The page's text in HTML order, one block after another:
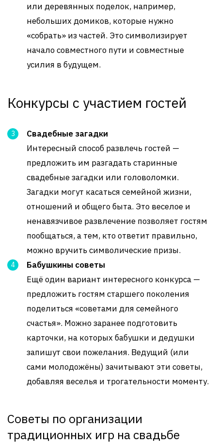
или деревянных поделок, например,
небольших домиков, которые нужно
«собрать» из частей. Это символизирует
начало совместного пути и совместные
усилия в будущем.
Конкурсы с участием гостей
Свадебные загадки
Интересный способ развлечь гостей —
предложить им разгадать старинные
свадебные загадки или головоломки.
Загадки могут касаться семейной жизни,
отношений и общего быта. Это веселое и
ненавязчивое развлечение позволяет гостям
пообщаться, а тем, кто ответит правильно,
можно вручить символические призы.
Бабушкины советы
Ещё один вариант интересного конкурса —
предложить гостям старшего поколения
поделиться «советами для семейного
счастья». Можно заранее подготовить
карточки, на которых бабушки и дедушки
запишут свои пожелания. Ведущий (или
сами молодожёны) зачитывают эти советы,
добавляя веселья и трогательности моменту.
Советы по организации
традиционных игр на свадьбе